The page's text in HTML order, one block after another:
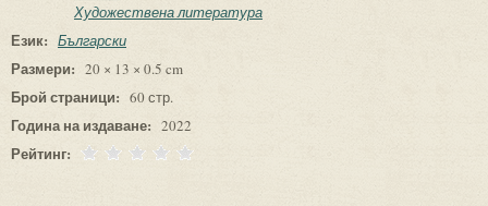
Художествена литература
Език: Български
Размери: 20 × 13 × 0.5 cm
Брой страници: 60 стр.
Година на издаване: 2022
Рейтинг: